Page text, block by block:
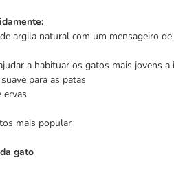
argila natural com um mensageiro
a habituar os gatos mais jovens
para as patas
ervas
mais popular
gato